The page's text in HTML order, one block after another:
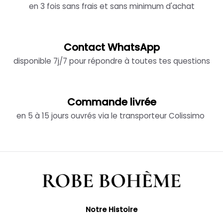
en 3 fois sans frais et sans minimum d'achat
Contact WhatsApp
disponible 7j/7 pour répondre à toutes tes questions
Commande livrée
en 5 à 15 jours ouvrés via le transporteur Colissimo
Notre Histoire